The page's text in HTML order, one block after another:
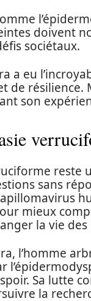
doivent
sociétaux.
a eu
de
son
sans
mieux
la vie
l’homme
Sa lutte
la